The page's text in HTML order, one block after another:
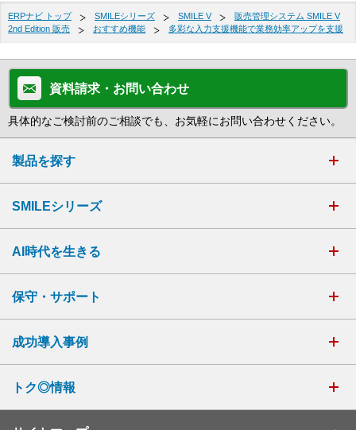
ERPナビ トップ SMILEシリーズ SMILE V
販売管理システム SMILE V
2nd Edition 販売
おすすめ機能 多彩な入力支援機能で業務効率アップを支援
資料請求・お問い合わせ
具体的なご検討前のご相談でも、お気軽にお問い合わせください。
製品を探す
SMILEシリーズ
AI時代を生きる
保守・サポート
成功導入事例
トク◎情報